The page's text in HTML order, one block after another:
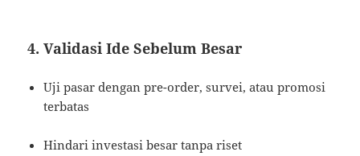
4. Validasi Ide Sebelum Besar
Uji pasar dengan pre-order, survei, atau promosi
terbatas
Hindari investasi besar tanpa riset